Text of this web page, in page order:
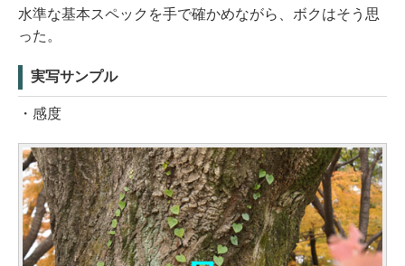
水準な基本スペックを手で確かめながら、ボクはそう思
った。
実写サンプル
・感度